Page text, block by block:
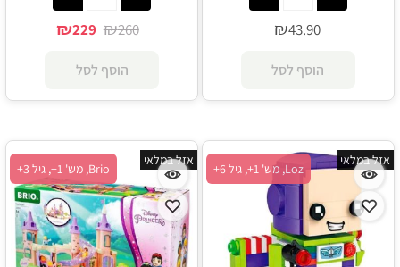
₪43.90
הוסף לסל
₪260
₪229
הוסף לסל
Loz, מש' 1+, גיל 6+
אזל במלאי
Brio, מש' 1+, גיל 3+
אזל במלאי